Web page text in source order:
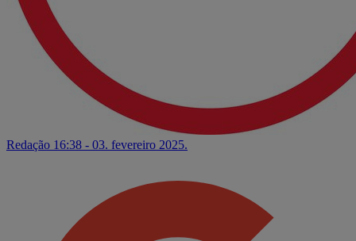
Redação 16:38 - 03. fevereiro 2025.